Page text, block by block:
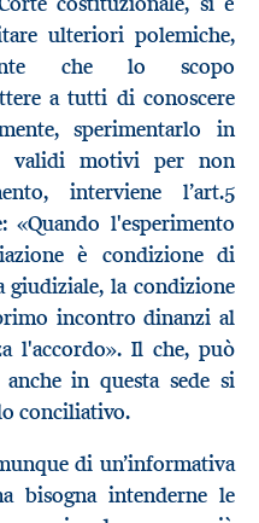
ulteriori polemiche,
che lo scopo
a tutti di conoscere
sperimentarlo in
validi motivi per non
interviene l’art.5
«Quando l'esperimento
è condizione di
la condizione
incontro dinanzi al
l'accordo». Il che, può
in questa sede si
conciliativo.
di un’informativa
bisogna intenderne le